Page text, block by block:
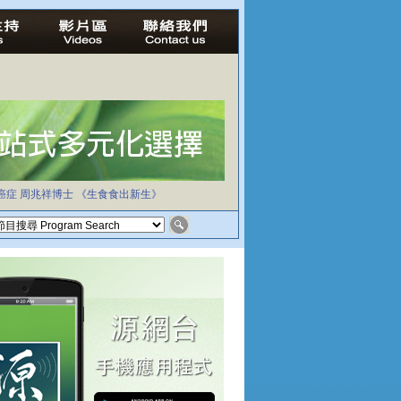
症 周兆祥博士 《生食食出新生》